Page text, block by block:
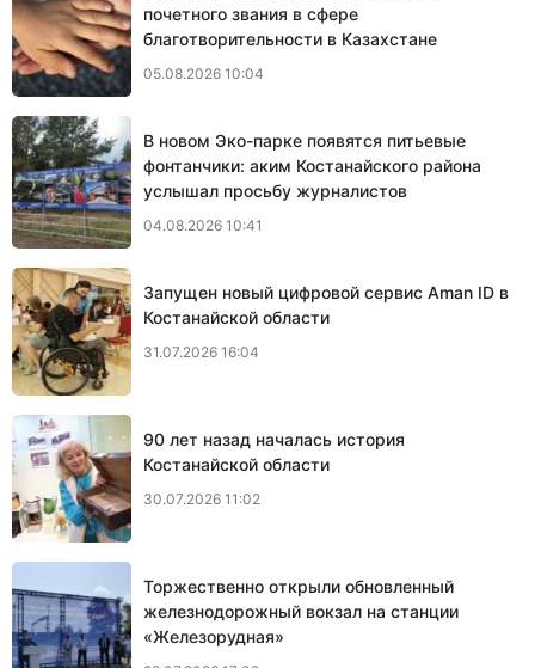
почетного звания в сфере
благотворительности в Казахстане
05.08.2026 10:04
В новом Эко-парке появятся питьевые
фонтанчики: аким Костанайского района
услышал просьбу журналистов
04.08.2026 10:41
Запущен новый цифровой сервис Aman ID в
Костанайской области
31.07.2026 16:04
90 лет назад началась история
Костанайской области
30.07.2026 11:02
Торжественно открыли обновленный
железнодорожный вокзал на станции
«Железорудная»